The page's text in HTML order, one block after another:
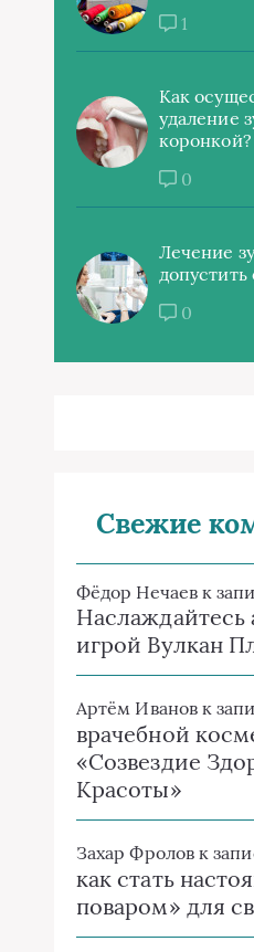
1
Как
удаление
коронкой?
0
Лечение
0
Свежие
Фёдор Нечаевк
Наслаждайтесь
игрой Вулкан
Артём Ивановк
врачебной
«Созвездие
Красоты»
Захар Фроловк
как стать
поваром» для